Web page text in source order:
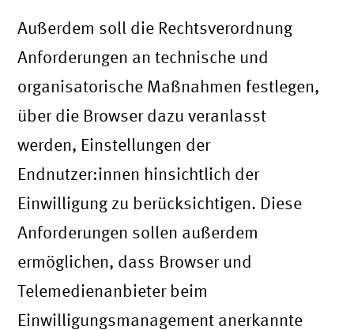
Außerdem soll die Rechtsverordnung
Anforderungen an technische und
organisatorische Maßnahmen festlegen,
über die Browser dazu veranlasst
werden, Einstellungen der
Endnutzer:innen hinsichtlich der
Einwilligung zu berücksichtigen. Diese
Anforderungen sollen außerdem
ermöglichen, dass Browser und
Telemedienanbieter beim
Einwilligungsmanagement anerkannte